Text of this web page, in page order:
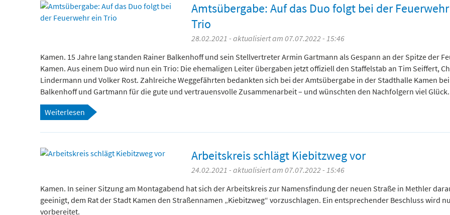
Amtsübergabe: Auf das Duo folgt bei der
Trio
28.02.2021 - aktualisiert am 07.07.2022 - 15:46
Kamen. 15 Jahre lang standen Rainer Balkenhoff und sein Stellvertreter Armin Gartmann als Gespann an der Spitze der
Kamen. Aus einem Duo wird nun ein Trio: Die ehemaligen Leiter übergaben jetzt offiziell den Staffelstab an Tim Seiffert,
Lindermann und Volker Rost. Zahlreiche Weggefährten bedankten sich bei der Amtsübergabe in der Stadthalle Kamen bei
Balkenhoff und Gartmann für die gute und vertrauensvolle Zusammenarbeit – und wünschten den Nachfolgern viel Glück.
Weiterlesen
Arbeitskreis schlägt Kiebitzweg vor
24.02.2021 - aktualisiert am 07.07.2022 - 15:46
Kamen. In seiner Sitzung am Montagabend hat sich der Arbeitskreis zur Namensfindung der neuen Straße in Methler
geeinigt, dem Rat der Stadt Kamen den Straßennamen „Kiebitzweg“ vorzuschlagen. Ein entsprechender Beschluss wird
vorbereitet.